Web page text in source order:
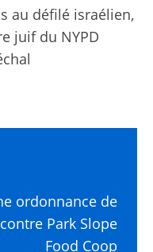
au défilé israélien,
juif du NYPD
ordonnance de
Park Slope
Food Coop